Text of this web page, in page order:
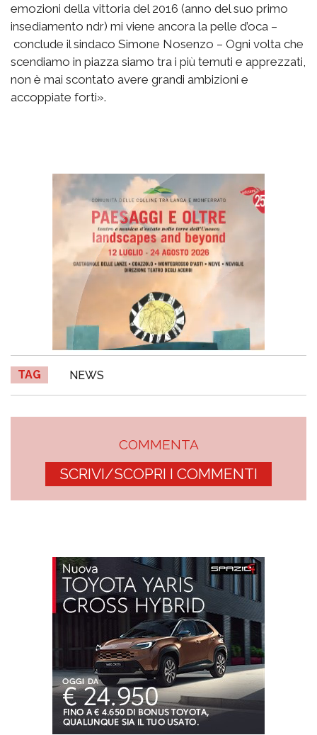
emozioni della vittoria del 2016 (anno del suo primo
insediamento ndr) mi viene ancora la pelle d’oca –
conclude il sindaco Simone Nosenzo – Ogni volta che
scendiamo in piazza siamo tra i più temuti e apprezzati,
non è mai scontato avere grandi ambizioni e
accoppiate forti».
TAG NEWS
COMMENTA
SCRIVI/SCOPRI I COMMENTI